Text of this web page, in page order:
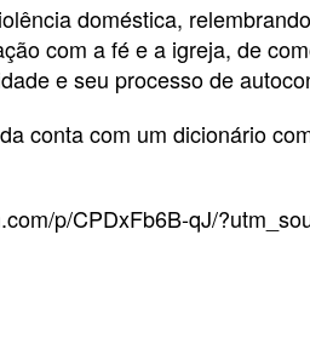
doméstica,
com a fé e a igreja, de
e seu processo de
conta com um dicionário
p/CPDxFb6B-qJ/